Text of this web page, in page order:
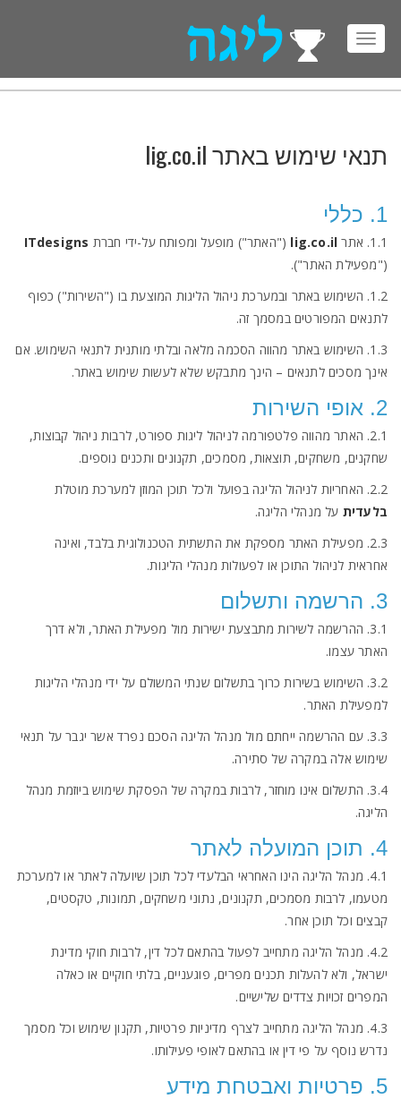
תנאי שימוש באתר lig.co.il
1. כללי
1.1. אתר lig.co.il ("האתר") מופעל ומפותח על-ידי חברת ITdesigns
("מפעילת האתר").
1.2. השימוש באתר ובמערכת ניהול הליגות המוצעת בו ("השירות") כפוף
לתנאים המפורטים במסמך זה.
1.3. השימוש באתר מהווה הסכמה מלאה ובלתי מותנית לתנאי השימוש. אם
אינך מסכים לתנאים – הינך מתבקש שלא לעשות שימוש באתר.
2. אופי השירות
2.1. האתר מהווה פלטפורמה לניהול ליגות ספורט, לרבות ניהול קבוצות,
שחקנים, משחקים, תוצאות, מסמכים, תקנונים ותכנים נוספים.
2.2. האחריות לניהול הליגה בפועל ולכל תוכן המוזן למערכת מוטלת
בלעדית על מנהלי הליגה.
2.3. מפעילת האתר מספקת את התשתית הטכנולוגית בלבד, ואינה
אחראית לניהול התוכן או לפעולות מנהלי הליגות.
3. הרשמה ותשלום
3.1. ההרשמה לשירות מתבצעת ישירות מול מפעילת האתר, ולא דרך
האתר עצמו.
3.2. השימוש בשירות כרוך בתשלום שנתי המשולם על ידי מנהלי הליגות
למפעילת האתר.
3.3. עם ההרשמה ייחתם מול מנהל הליגה הסכם נפרד אשר יגבר על תנאי
שימוש אלה במקרה של סתירה.
3.4. התשלום אינו מוחזר, לרבות במקרה של הפסקת שימוש ביוזמת מנהל
הליגה.
4. תוכן המועלה לאתר
4.1. מנהל הליגה הינו האחראי הבלעדי לכל תוכן שיועלה לאתר או למערכת
מטעמו, לרבות מסמכים, תקנונים, נתוני משחקים, תמונות, טקסטים,
קבצים וכל תוכן אחר.
4.2. מנהל הליגה מתחייב לפעול בהתאם לכל דין, לרבות חוקי מדינת
ישראל, ולא להעלות תכנים מפרים, פוגעניים, בלתי חוקיים או כאלה
המפרים זכויות צדדים שלישיים.
4.3. מנהל הליגה מתחייב לצרף מדיניות פרטיות, תקנון שימוש וכל מסמך
נדרש נוסף על פי דין או בהתאם לאופי פעילותו.
5. פרטיות ואבטחת מידע